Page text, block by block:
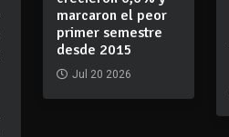
marcaron el peor
primer semestre
desde 2015
Jul 20 2026